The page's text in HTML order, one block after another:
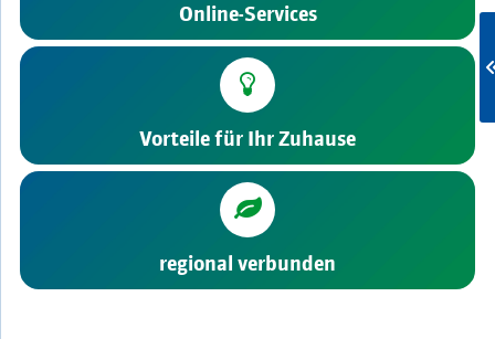
Online-Services
Vorteile für Ihr Zuhause
regional verbunden